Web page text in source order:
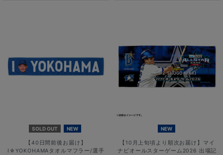
SOLD OUT NEW
【40日間前後お届け】
I☆YOKOHAMAタオルマフラー/選手
NEW
【10月上旬頃より順次お届け】マイ
ナビオールスターゲーム2026 出場記